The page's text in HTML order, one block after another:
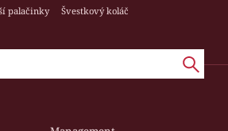
palačinky
Švestkový koláč